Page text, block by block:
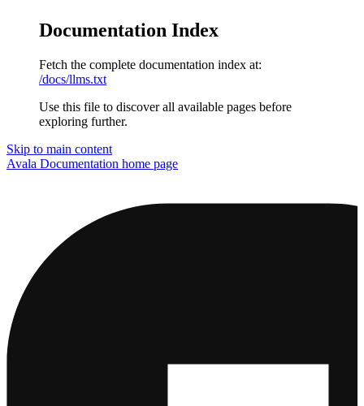
Documentation Index
Fetch the complete documentation index at:
/docs/llms.txt
Use this file to discover all available pages before
exploring further.
Skip to main content
Avala Documentation home page